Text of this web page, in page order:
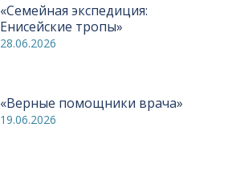
«Семейная экспедиция:
Енисейские тропы»
28.06.2026
«Верные помощники врача»
19.06.2026